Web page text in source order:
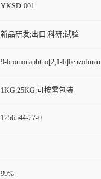
YKSD-001
新品研发;出口;科研;试验
9-bromonaphtho[2,1-b]benzofuran
1KG;25KG;可按需包装
1256544-27-0
99%